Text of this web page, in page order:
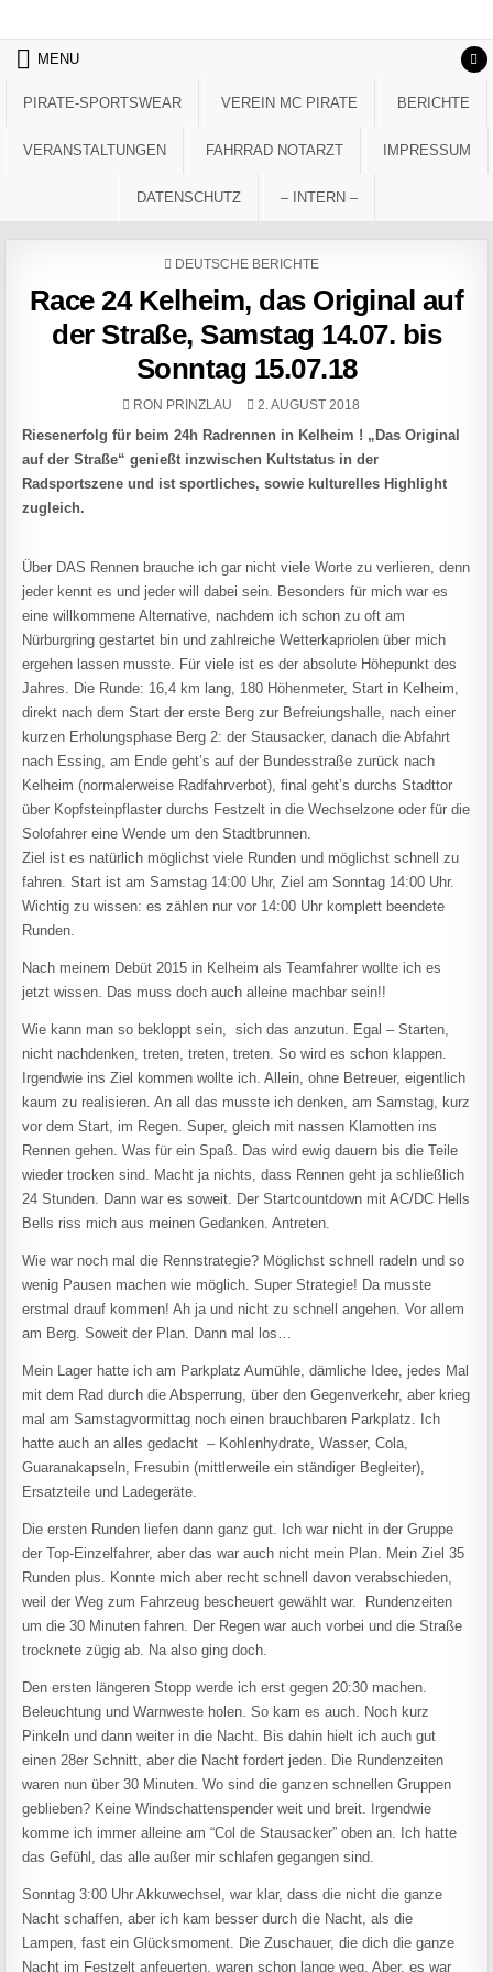
MENU
PIRATE-SPORTSWEAR VEREIN MC PIRATE BERICHTE
VERANSTALTUNGEN FAHRRAD NOTARZT IMPRESSUM
DATENSCHUTZ – INTERN –
POSTED IN
DEUTSCHE BERICHTE
Race 24 Kelheim, das Original auf
der Straße, Samstag 14.07. bis
Sonntag 15.07.18
AUTHOR:
RON PRINZLAU PUBLISHED DATE:
2. AUGUST 2018
Riesenerfolg für beim 24h Radrennen in Kelheim ! „Das Original
auf der Straße“ genießt inzwischen Kultstatus in der
Radsportszene und ist sportliches, sowie kulturelles Highlight
zugleich.
Über DAS Rennen brauche ich gar nicht viele Worte zu verlieren, denn
jeder kennt es und jeder will dabei sein. Besonders für mich war es
eine willkommene Alternative, nachdem ich schon zu oft am
Nürburgring gestartet bin und zahlreiche Wetterkapriolen über mich
ergehen lassen musste. Für viele ist es der absolute Höhepunkt des
Jahres. Die Runde: 16,4 km lang, 180 Höhenmeter, Start in Kelheim,
direkt nach dem Start der erste Berg zur Befreiungshalle, nach einer
kurzen Erholungsphase Berg 2: der Stausacker, danach die Abfahrt
nach Essing, am Ende geht’s auf der Bundesstraße zurück nach
Kelheim (normalerweise Radfahrverbot), final geht’s durchs Stadttor
über Kopfsteinpflaster durchs Festzelt in die Wechselzone oder für die
Solofahrer eine Wende um den Stadtbrunnen.
Ziel ist es natürlich möglichst viele Runden und möglichst schnell zu
fahren. Start ist am Samstag 14:00 Uhr, Ziel am Sonntag 14:00 Uhr.
Wichtig zu wissen: es zählen nur vor 14:00 Uhr komplett beendete
Runden.
Nach meinem Debüt 2015 in Kelheim als Teamfahrer wollte ich es
jetzt wissen. Das muss doch auch alleine machbar sein!!
Wie kann man so bekloppt sein, sich das anzutun. Egal – Starten,
nicht nachdenken, treten, treten, treten. So wird es schon klappen.
Irgendwie ins Ziel kommen wollte ich. Allein, ohne Betreuer, eigentlich
kaum zu realisieren. An all das musste ich denken, am Samstag, kurz
vor dem Start, im Regen. Super, gleich mit nassen Klamotten ins
Rennen gehen. Was für ein Spaß. Das wird ewig dauern bis die Teile
wieder trocken sind. Macht ja nichts, dass Rennen geht ja schließlich
24 Stunden. Dann war es soweit. Der Startcountdown mit AC/DC Hells
Bells riss mich aus meinen Gedanken. Antreten.
Wie war noch mal die Rennstrategie? Möglichst schnell radeln und so
wenig Pausen machen wie möglich. Super Strategie! Da musste
erstmal drauf kommen! Ah ja und nicht zu schnell angehen. Vor allem
am Berg. Soweit der Plan. Dann mal los…
Mein Lager hatte ich am Parkplatz Aumühle, dämliche Idee, jedes Mal
mit dem Rad durch die Absperrung, über den Gegenverkehr, aber krieg
mal am Samstagvormittag noch einen brauchbaren Parkplatz. Ich
hatte auch an alles gedacht – Kohlenhydrate, Wasser, Cola,
Guaranakapseln, Fresubin (mittlerweile ein ständiger Begleiter),
Ersatzteile und Ladegeräte.
Die ersten Runden liefen dann ganz gut. Ich war nicht in der Gruppe
der Top-Einzelfahrer, aber das war auch nicht mein Plan. Mein Ziel 35
Runden plus. Konnte mich aber recht schnell davon verabschieden,
weil der Weg zum Fahrzeug bescheuert gewählt war. Rundenzeiten
um die 30 Minuten fahren. Der Regen war auch vorbei und die Straße
trocknete zügig ab. Na also ging doch.
Den ersten längeren Stopp werde ich erst gegen 20:30 machen.
Beleuchtung und Warnweste holen. So kam es auch. Noch kurz
Pinkeln und dann weiter in die Nacht. Bis dahin hielt ich auch gut
einen 28er Schnitt, aber die Nacht fordert jeden. Die Rundenzeiten
waren nun über 30 Minuten. Wo sind die ganzen schnellen Gruppen
geblieben? Keine Windschattenspender weit und breit. Irgendwie
komme ich immer alleine am “Col de Stausacker” oben an. Ich hatte
das Gefühl, das alle außer mir schlafen gegangen sind.
Sonntag 3:00 Uhr Akkuwechsel, war klar, dass die nicht die ganze
Nacht schaffen, aber ich kam besser durch die Nacht, als die
Lampen, fast ein Glücksmoment. Die Zuschauer, die dich die ganze
Nacht im Festzelt anfeuerten, waren schon lange weg. Aber, es war